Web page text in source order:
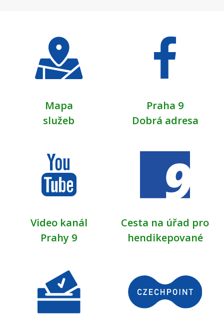
Mapa
služeb
Praha 9
Dobrá adresa
Video kanál
Prahy 9
Cesta na úřad pro
hendikepované